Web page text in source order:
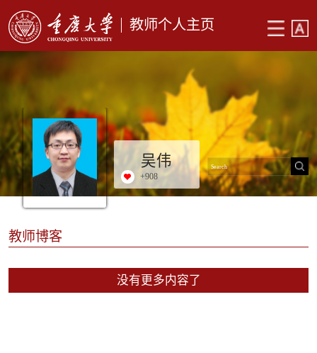
教师个人主页
吴伟
+908
教师博客
没有更多内容了